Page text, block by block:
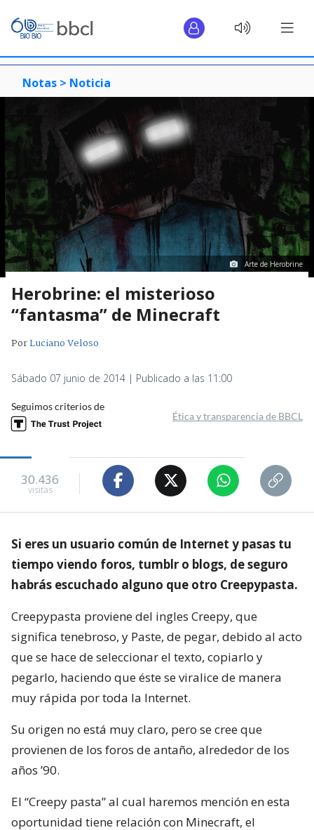
Notas > Noticia
Arte de Herobrine
Herobrine: el misterioso
“fantasma” de Minecraft
PorLuciano Veloso
Sábado 07 junio de 2014 | Publicado a las 11:00
Seguimos criterios de
Ética y transparencia de BBCL
30.436
visitas
Si eres un usuario común de Internet y pasas tu
tiempo viendo foros, tumblr o blogs, de seguro
habrás escuchado alguno que otro Creepypasta.
Creepypasta proviene del ingles Creepy, que
significa tenebroso, y Paste, de pegar, debido al acto
que se hace de seleccionar el texto, copiarlo y
pegarlo, haciendo que éste se viralice de manera
muy rápida por toda la Internet.
Su origen no está muy claro, pero se cree que
provienen de los foros de antaño, alrededor de los
años ’90.
El “Creepy pasta” al cual haremos mención en esta
oportunidad tiene relación con Minecraft, el